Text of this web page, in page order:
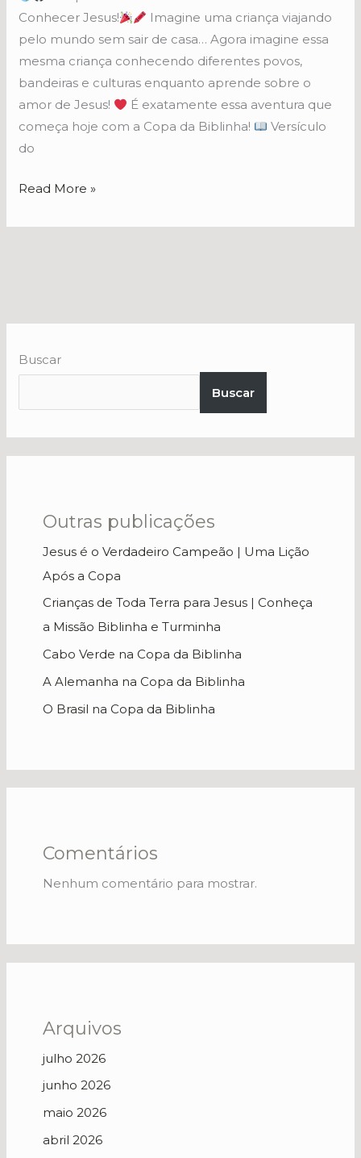
Conhecer Jesus!
Imagine uma criança viajando
pelo mundo sem sair de casa… Agora imagine essa
mesma criança conhecendo diferentes povos,
bandeiras e culturas enquanto aprende sobre o
amor de Jesus!
É exatamente essa aventura que
começa hoje com a Copa da Biblinha!
Versículo
do
Read More »
Buscar
Buscar
Outras publicações
Jesus é o Verdadeiro Campeão | Uma Lição
Após a Copa
Crianças de Toda Terra para Jesus | Conheça
a Missão Biblinha e Turminha
Cabo Verde na Copa da Biblinha
A Alemanha na Copa da Biblinha
O Brasil na Copa da Biblinha
Comentários
Nenhum comentário para mostrar.
Arquivos
julho 2026
junho 2026
maio 2026
abril 2026